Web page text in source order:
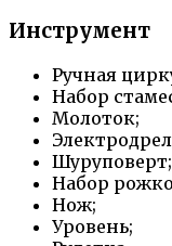
Инструмент
Ручная
Набор
Молоток;
Шуруповерт;
Набор
Нож;
Уровень;